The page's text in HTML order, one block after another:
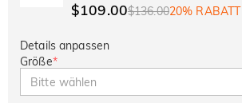
$109.00$136.0020% RABATT
Details anpassen
Größe*
Bitte wählen